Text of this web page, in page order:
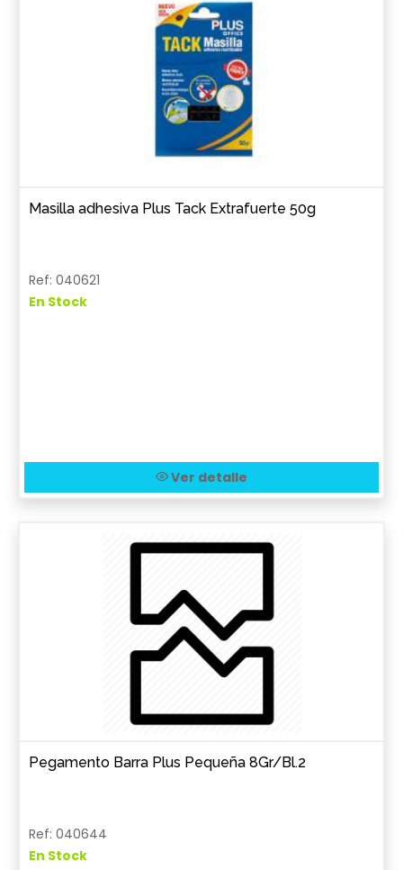
Masilla adhesiva Plus Tack Extrafuerte 50g
Ref: 040621
En Stock
Ver detalle
Pegamento Barra Plus Pequeña 8Gr/Bl.2
Ref: 040644
En Stock